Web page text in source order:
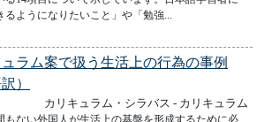
るようになりたいこと」や「勉強...
ラム案で扱う生活上の行為の事例
）
カリキュラム・シラバス - カリキュラム
もない外国人が生活上の基盤を形成するために必